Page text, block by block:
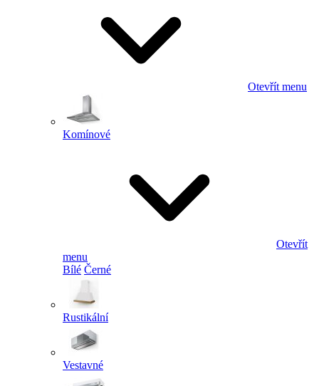
Otevřít menu
Komínové
Otevřít
menu
Bílé Černé
Rustikální
Vestavné